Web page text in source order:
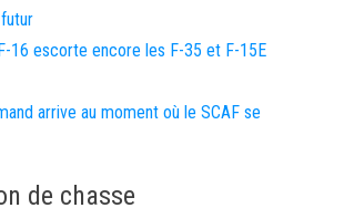
16 escorte encore les F-35 et F-15E
arrive au moment où le SCAF se
de chasse